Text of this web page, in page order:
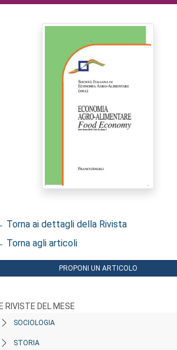
Torna ai dettagli della Rivista
Torna agli articoli
PROPONI UN ARTICOLO
RIVISTE DEL MESE
SOCIOLOGIA
STORIA